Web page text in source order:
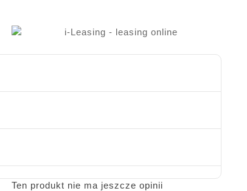
Ten produkt nie ma jeszcze opinii